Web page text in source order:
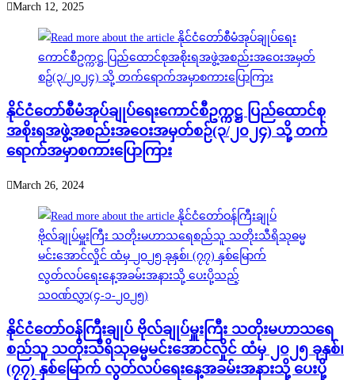
March 12, 2025
နိုင်ငံတော်စီမံအုပ်ချုပ်ရေးကောင်စီဥက္ကဋ္ဌ ပြည်ထောင်စု
အစိုးရအဖွဲ့အစည်းအဝေးအမှတ်စဉ်(၃/၂၀၂၄) သို့ တက်
ရောက်အမှာစကားပြောကြား
March 26, 2024
နိုင်ငံတော်ဝန်ကြီးချုပ် ဗိုလ်ချုပ်မှူးကြီး သတိုးမဟာသရေ
စည်သူ သတိုးသီရိသုဓမ္မမင်းအောင်လှိုင် ထံမှ ၂၀၂၅ ခုနှစ်၊
(၇၇) နှစ်မြောက် လွတ်လပ်ရေးနေ့အခမ်းအနားသို့ ပေးပို့